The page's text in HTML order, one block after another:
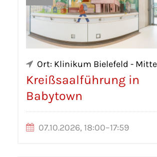
Ort: Klinikum Bielefeld -
Kreißsaalführung in
Babytown
07.10.2026, 18:00–17:59